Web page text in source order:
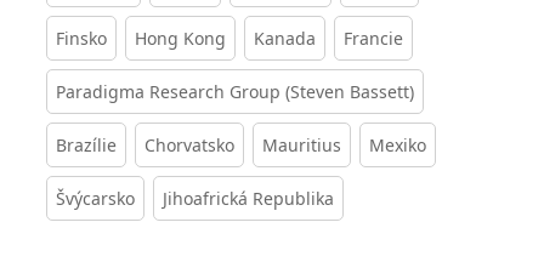
Finsko Hong Kong Kanada Francie
Paradigma Research Group (Steven Bassett)
Brazílie Chorvatsko Mauritius Mexiko
Švýcarsko Jihoafrická Republika